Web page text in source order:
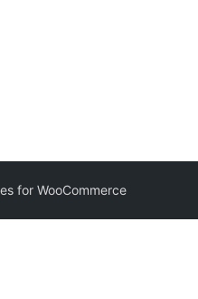
for WooCommerce